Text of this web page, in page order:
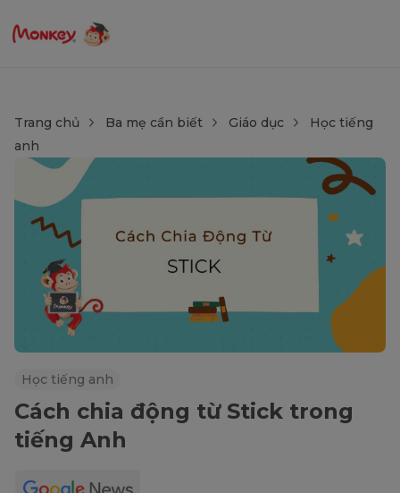
Trang chủ Ba mẹ cần biết Giáo dục
Học tiếng
anh
Học tiếng anh
Cách chia động từ Stick trong
tiếng Anh